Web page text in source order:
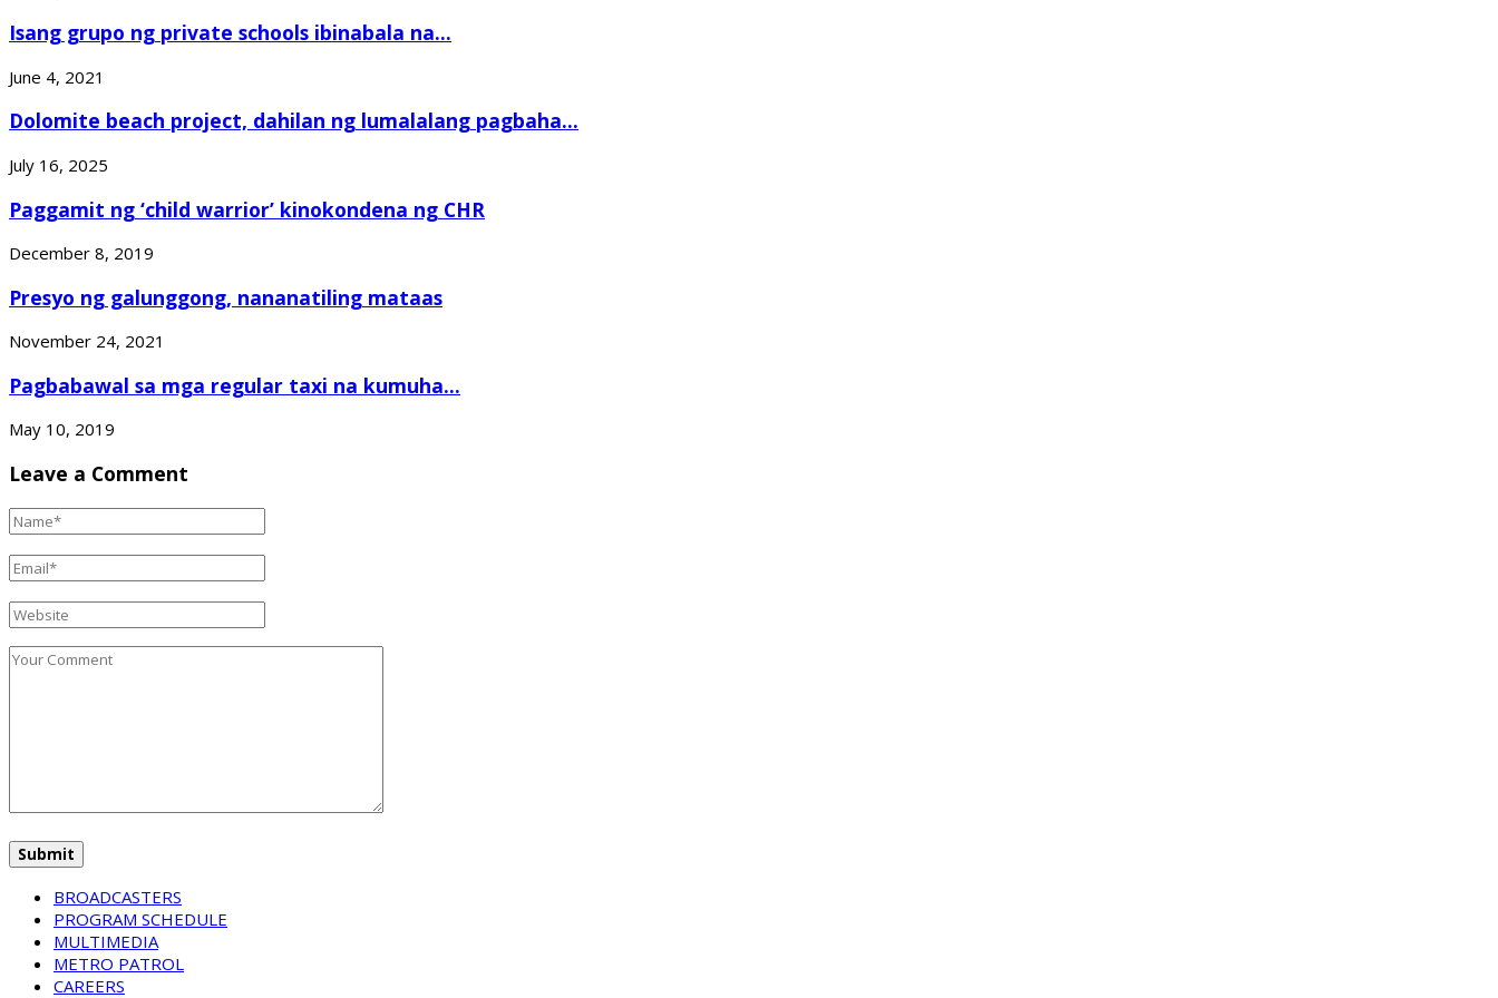
Isang grupo ng private schools ibinabala na...
June 4, 2021
Dolomite beach project, dahilan ng lumalalang pagbaha...
July 16, 2025
Paggamit ng ‘child warrior’ kinokondena ng CHR
December 8, 2019
Presyo ng galunggong, nananatiling mataas
November 24, 2021
Pagbabawal sa mga regular taxi na kumuha...
May 10, 2019
Leave a Comment
BROADCASTERS
PROGRAM SCHEDULE
MULTIMEDIA
METRO PATROL
CAREERS